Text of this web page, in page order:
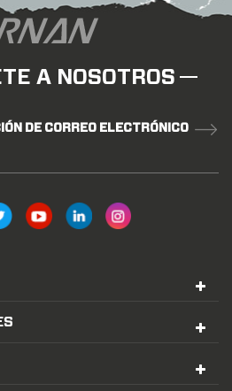
A NOSOTROS
DE CORREO ELECTRÓNICO